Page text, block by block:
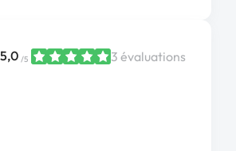
5,0 /5 3 évaluations